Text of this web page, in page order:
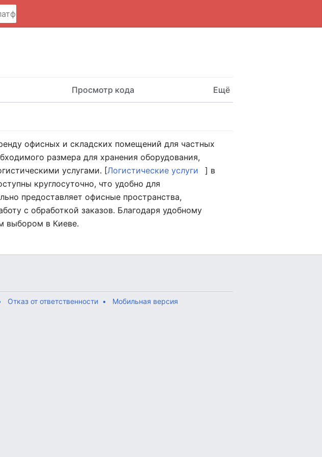
Просмотр кода Ещё
офисных и складских помещений для частных
размера для хранения оборудования,
услугами. [Логистические услуги
] в
круглосуточно, что удобно для
предоставляет офисные пространства,
с обработкой заказов. Благодаря удобному
выбором в Киеве.
Отказ от ответственности Мобильная версия